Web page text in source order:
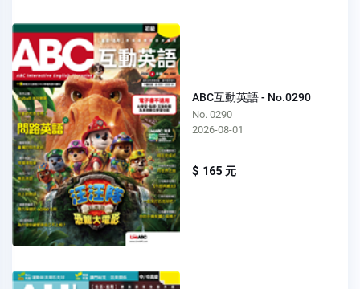
ABC互動英語 - No.0290
No. 0290
2026-08-01
$ 165 元